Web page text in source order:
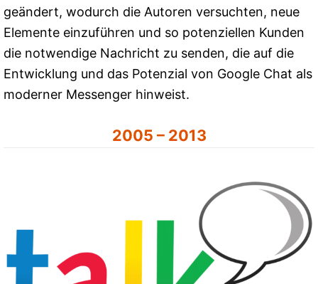
geändert, wodurch die Autoren versuchten, neue
Elemente einzuführen und so potenziellen Kunden
die notwendige Nachricht zu senden, die auf die
Entwicklung und das Potenzial von Google Chat als
moderner Messenger hinweist.
2005 – 2013